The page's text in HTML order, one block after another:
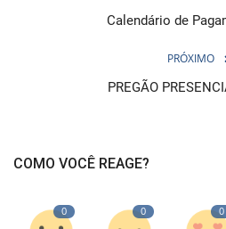
Calendário de
PRÓXIMO
PREGÃO
COMO VOCÊ REAGE?
0 0 0